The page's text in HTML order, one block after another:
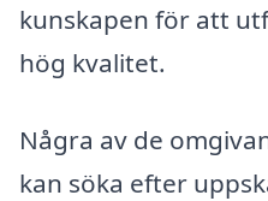
kunskapen för att
hög kvalitet.
Några av de
kan söka efter